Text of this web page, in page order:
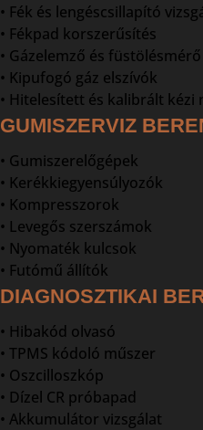
• Fék és lengéscsillapító
• Fékpad korszerűsítés
• Gázelemző és füstölésmérő
• Kipufogó gáz elszívók
• Hitelesített és kalibrált kézi
GUMISZERVIZ
• Gumiszerelőgépek
• Kerékkiegyensúlyozók
• Kompresszorok
• Levegős szerszámok
• Nyomaték kulcsok
• Futómű állítók
DIAGNOSZTIKAI
• Hibakód olvasó
• TPMS kódoló műszer
• Oszcilloszkóp
• Dízel CR próbapad
• Akkumulátor vizsgálat